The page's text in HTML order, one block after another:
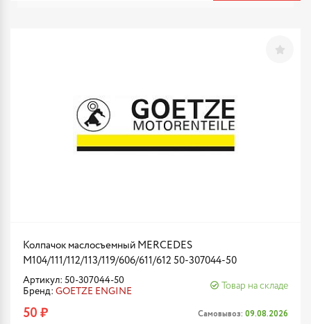
Колпачок маслосъемный MERCEDES
M104/111/112/113/119/606/611/612 50-307044-50
Артикул: 50-307044-50
Бренд: GOETZE ENGINE
Товар на складе
50 ₽ Самовывоз: 09.08.2026